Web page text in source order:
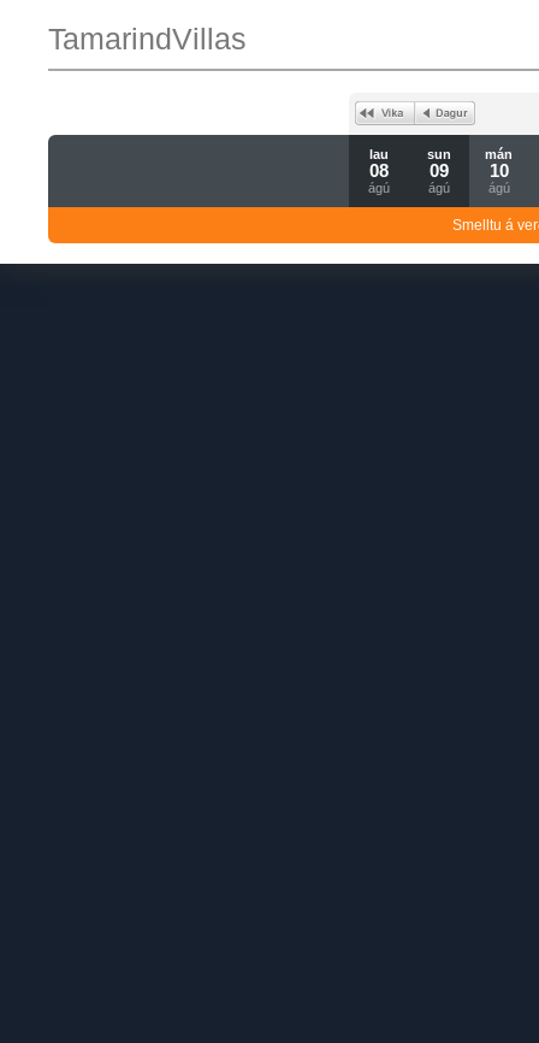
TamarindVillas
lau
08
ágú
sun
09
ágú
mán
10
ágú
Smelltu á